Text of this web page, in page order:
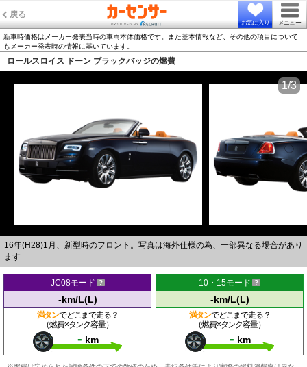
戻る
お気に入り メニュー
新車時価格はメーカー発表当時の車両本体価格です。また基本情報など、その他の項目について
もメーカー発表時の情報に基いています。
ロールスロイス ドーン ブラックバッジの燃費
16年(H28)1月、新型時のフロント。写真は海外仕様の為、一部異なる場合があり
ます
1/3
JC08モード
-km/L(L)
満タンでどこまで走る？
（燃費×タンク容量）
- km
10・15モード
-km/L(L)
満タンでどこまで走る？
（燃費×タンク容量）
- km